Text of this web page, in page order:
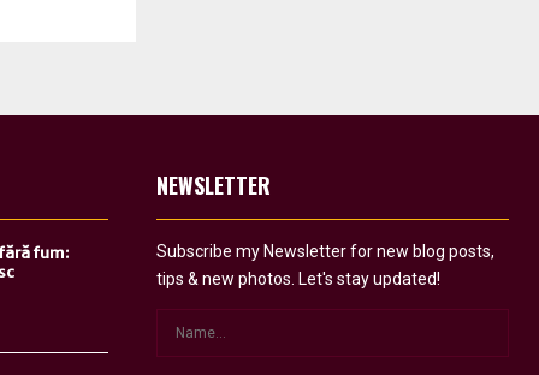
fum:
NEWSLETTER
Subscribe my Newsletter for new blog posts,
tips & new photos. Let's stay updated!